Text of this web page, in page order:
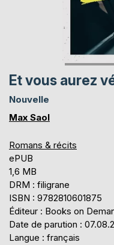
Et vous aurez
Nouvelle
Max Saol
Romans & récits
ePUB
1,6 MB
DRM : filigrane
ISBN : 9782810601875
Éditeur : Books on
Date de parution :
Langue : français